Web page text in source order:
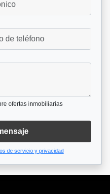
ofertas inmobiliarias
de servicio y privacidad